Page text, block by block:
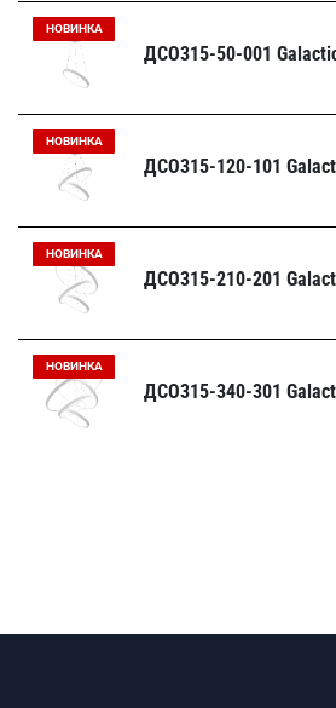
НОВИНКА
ДСО315-50-001
НОВИНКА
ДСО315-120-101
НОВИНКА
ДСО315-210-201
НОВИНКА
ДСО315-340-301